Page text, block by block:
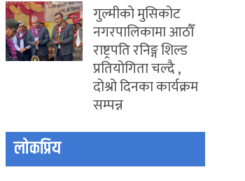
गुल्मीको मुसिकोट
नगरपालिकामा आठौँ
राष्ट्रपति रनिङ्ग शिल्ड
प्रतियोगिता चल्दै ,
दोश्रो दिनका कार्यक्रम
सम्पन्न
लोकप्रिय